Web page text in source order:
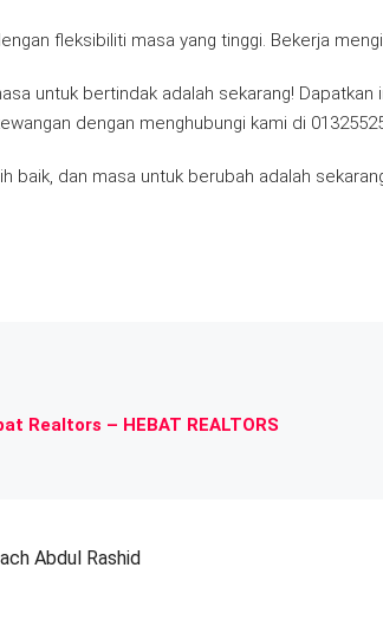
fleksibiliti masa yang tinggi. Bekerja
untuk bertindak adalah sekarang!
dengan menghubungi kami di
baik, dan masa untuk berubah adalah
Realtors – HEBAT REALTORS
Abdul Rashid